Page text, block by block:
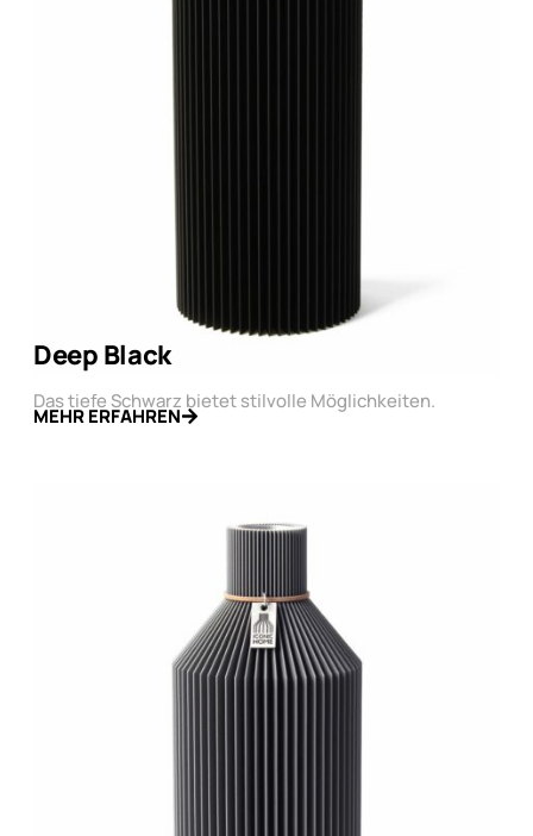
Deep Black
Das tiefe Schwarz bietet stilvolle Möglichkeiten.
MEHR ERFAHREN